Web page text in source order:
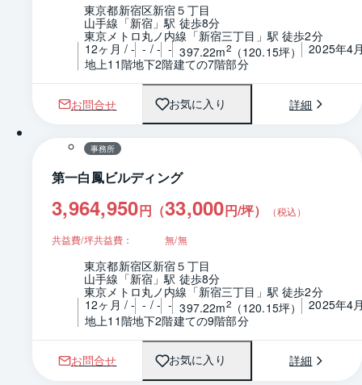
東京都新宿区新宿５丁目
山手線「新宿」駅 徒歩8分
東京メトロ丸ノ内線「新宿三丁目」駅 徒歩2分
12ヶ月 / - - / - - 397.22m2（120.15坪）
2025年4
地上11階地下2階建ての7階部分
お問合せ お気に入り 詳細
1 / 0 間取り
事務所
第一白鳳ビルディング
3,964,950円（33,000円/坪） （税込）
共益費/坪共益費： 無/無
東京都新宿区新宿５丁目
山手線「新宿」駅 徒歩8分
東京メトロ丸ノ内線「新宿三丁目」駅 徒歩2分
12ヶ月 / - - / - - 397.22m2（120.15坪）
2025年4
地上11階地下2階建ての9階部分
お問合せ お気に入り 詳細
1 / 0 間取り